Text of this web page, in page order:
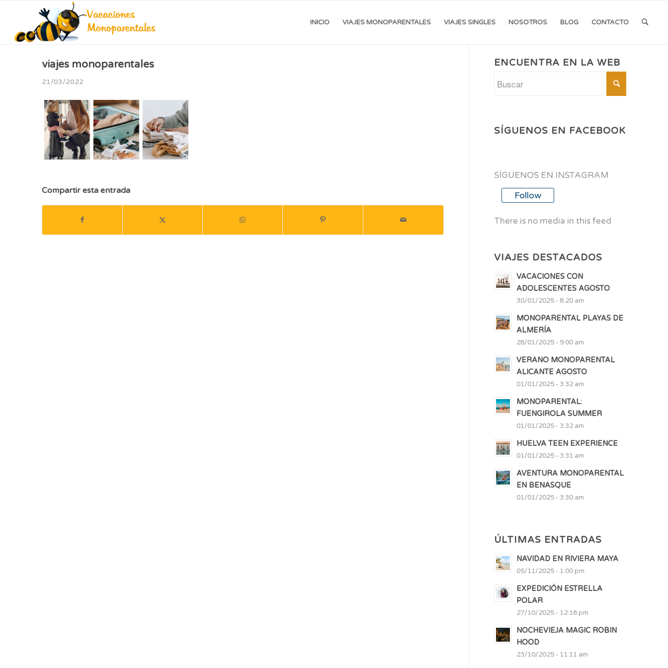
INICIO VIAJES MONOPARENTALES VIAJES SINGLES NOSOTROS BLOG CONTACTO
viajes monoparentales
21/03/2022
Compartir esta entrada
ENCUENTRA EN LA WEB
SÍGUENOS EN FACEBOOK
SÍGUENOS EN INSTAGRAM
Follow
There is no media in this feed
VIAJES DESTACADOS
VACACIONES CON
ADOLESCENTES AGOSTO
30/01/2025 - 8:20 am
MONOPARENTAL PLAYAS DE
ALMERÍA
28/01/2025 - 9:00 am
VERANO MONOPARENTAL
ALICANTE AGOSTO
01/01/2025 - 3:32 am
MONOPARENTAL:
FUENGIROLA SUMMER
01/01/2025 - 3:32 am
HUELVA TEEN EXPERIENCE
01/01/2025 - 3:31 am
AVENTURA MONOPARENTAL
EN BENASQUE
01/01/2025 - 3:30 am
ÚLTIMAS ENTRADAS
NAVIDAD EN RIVIERA MAYA
05/11/2025 - 1:00 pm
EXPEDICIÓN ESTRELLA
POLAR
27/10/2025 - 12:18 pm
NOCHEVIEJA MAGIC ROBIN
HOOD
23/10/2025 - 11:11 am